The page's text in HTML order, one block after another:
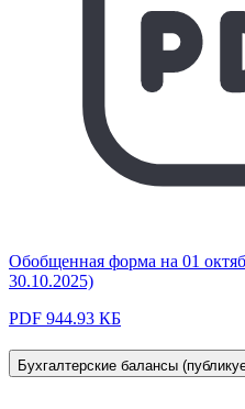
Обобщенная форма на 01
30.10.2025)
PDF 944.93 КБ
Бухгалтерские балансы